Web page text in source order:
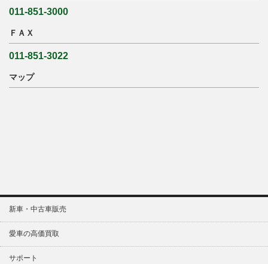
011-851-3000
ＦＡＸ
011-851-3022
マップ
新車・中古車販売
愛車の高価買取
サポート